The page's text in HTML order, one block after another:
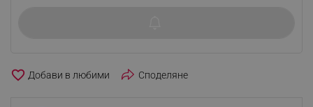
favorite_border Споделяне